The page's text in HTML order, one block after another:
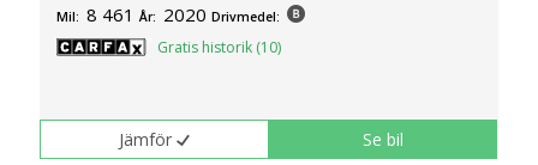
Mil: 8 461 År: 2020 Drivmedel:
Gratis historik (10)
Jämför Se bil